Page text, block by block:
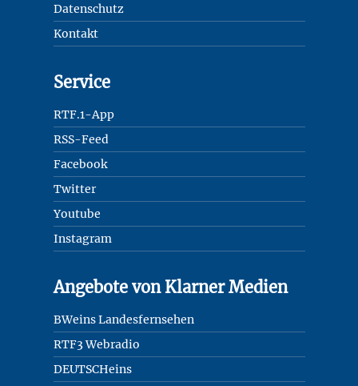
Datenschutz
Kontakt
Service
RTF.1-App
RSS-Feed
Facebook
Twitter
Youtube
Instagram
Angebote von Klarner Medien
BWeins Landesfernsehen
RTF3 Webradio
DEUTSCHeins